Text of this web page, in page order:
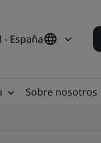
- España
Sobre nosotros